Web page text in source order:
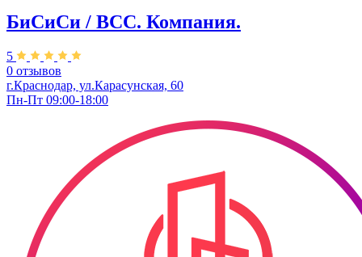
БиСиСи / BCC. Компания.
5
0 отзывов
г.Краснодар, ул.Карасунская, 60
Пн-Пт 09:00-18:00